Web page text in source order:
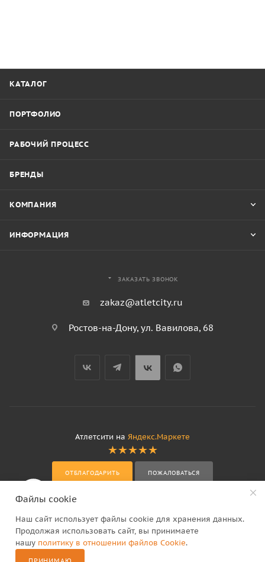
КАТАЛОГ
ПОРТФОЛИО
РАБОЧИЙ ПРОЦЕСС
БРЕНДЫ
КОМПАНИЯ
ИНФОРМАЦИЯ
ЗАКАЗАТЬ ЗВОНОК
zakaz@atletcity.ru
Ростов-на-Дону, ул. Вавилова, 68
Атлетсити на Яндекс.Маркете
ОТБЛАГОДАРИТЬ ПОЖАЛОВАТЬСЯ
Файлы cookie
Наш сайт использует файлы cookie для хранения данных.
Продолжая использовать сайт, вы принимаете
нашу политику в отношении файлов Cookie.